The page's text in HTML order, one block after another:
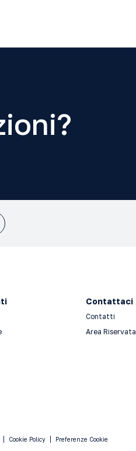
Contattaci
Contatti
Area Riservata
Cookie Policy Preferenze Cookie